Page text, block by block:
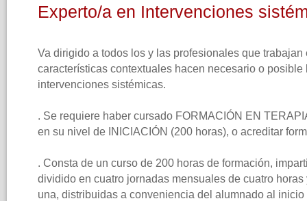
Experto/a en Intervenciones
Va dirigido a todos los y las profesionales que
características contextuales hacen necesario o posible
intervenciones sistémicas.
. Se requiere haber cursado FORMACIÓN EN
en su nivel de INICIACIÓN (200 horas), o acreditar
. Consta de un curso de 200 horas de formación,
dividido en cuatro jornadas mensuales de cuatro
una, distribuidas a conveniencia del alumnado al